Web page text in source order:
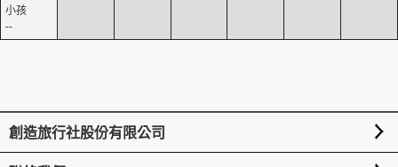
--
創造旅行社股份有限公司